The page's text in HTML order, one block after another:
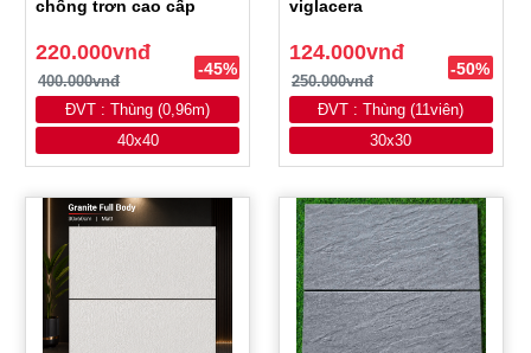
chống trơn cao cấp
220.000vnđ
400.000vnđ
-45%
ĐVT : Thùng (0,96m)
40x40
viglacera
124.000vnđ
250.000vnđ
-50%
ĐVT : Thùng (11viên)
30x30